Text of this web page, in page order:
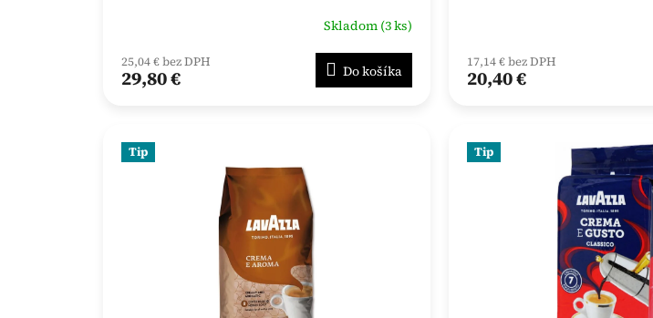
Skladom (3 ks)
25,04 € bez DPH
29,80 € Do košíka
17,14 € bez DPH
20,40 €
Tip Tip